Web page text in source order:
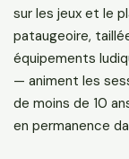
sur les jeux et le
pataugeoire,
équipements
— animent les
de moins de 10
en permanence